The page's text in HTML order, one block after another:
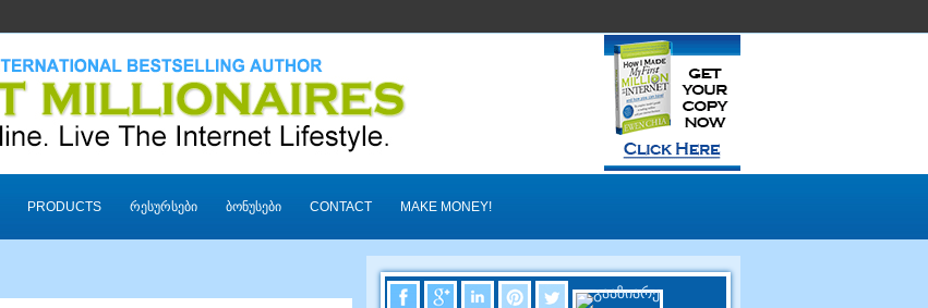
PRODUCTS ᲠᲔᲡᲣᲠᲡᲔᲑᲘ ᲑᲝᲜᲣᲡᲔᲑᲘ CONTACT MAKE MONEY!